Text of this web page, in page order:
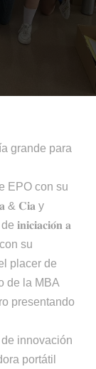
grande para
EPO con su
& 𝐂𝐢𝐚 y
𝐢𝐧𝐢𝐜𝐢𝐚𝐜𝐢𝐨́𝐧 𝐚
con su
placer de
de la MBA
presentando
de innovación
portátil